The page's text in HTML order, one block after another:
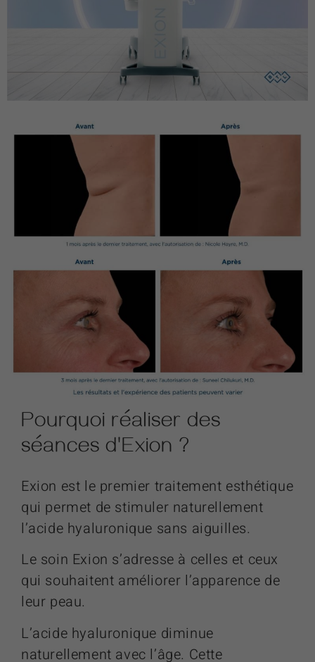
Pourquoi réaliser des
séances d'Exion ?
Exion est le premier traitement esthétique
qui permet de stimuler naturellement
l’acide hyaluronique sans aiguilles.
Le soin Exion s’adresse à celles et ceux
qui souhaitent améliorer l’apparence de
leur peau.
L’acide hyaluronique diminue
naturellement avec l’âge. Cette